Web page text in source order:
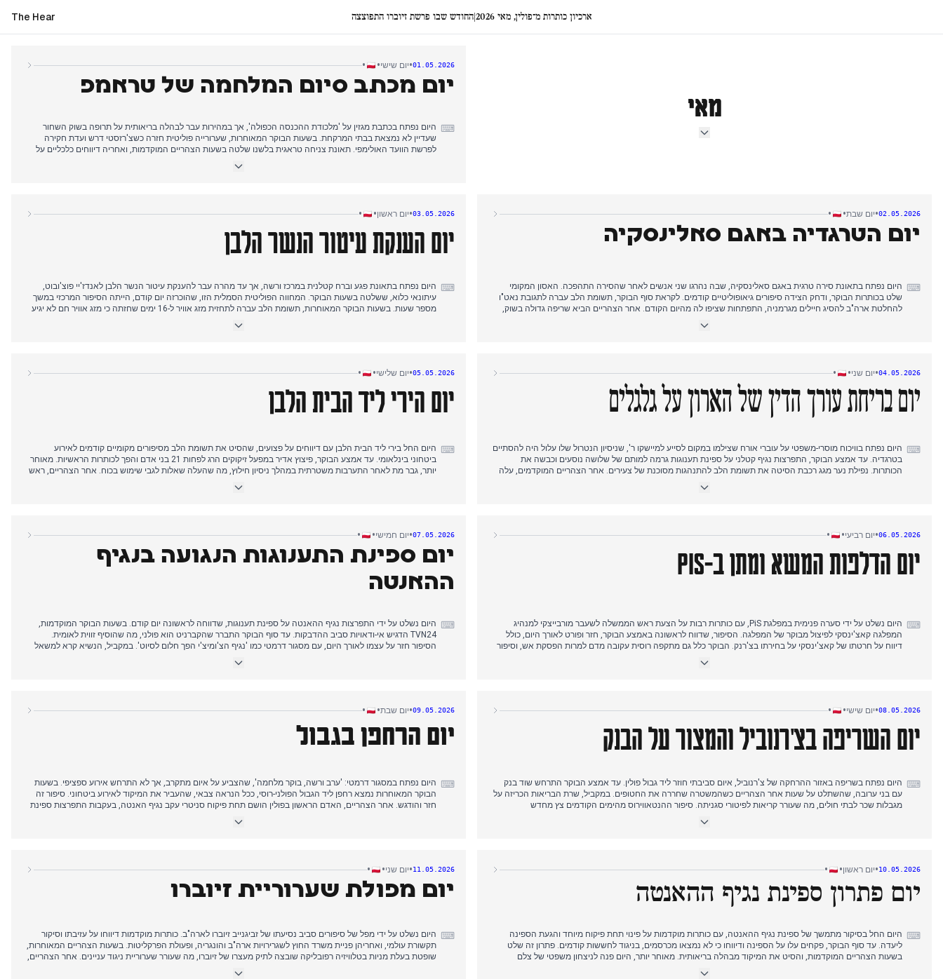
The Hear החודש שבו פרשת זיוברו התפוצצה| ארכיון כותרות מ־פולין, מאי 2026
מאי
01.05.2026
•יום שישי•
•
יום מכתב סיום המלחמה של טראמפ
⌨ היום נפתח בכתבת מגזין על 'מלכודת ההכנסה הכפולה', אך במהירות עבר לבהלה בריאותית על תרופה בשוק השחור
שעדיין לא נמצאת בבתי המרקחת. בשעות הבוקר המאוחרות, שערורייה פוליטית חזרה כשצ'רזסטי דרש ועדת חקירה
לפרשת הוועד האולימפי. תאונת צניחה טראגית בלשנו שלטה בשעות הצהריים המוקדמות, ואחריה דיווחים כלכליים על
האיחוד האירופי, ובערב מכתב טראמפ לקונגרס המכריז על 'סיום פעולות האיבה' הפך לסיפור המרכזי, והחליף נרטיבים
02.05.2026
•יום שבת•
•
יום הטרגדיה באגם סאלינסקיה
⌨ היום נפתח בתאונת סירה טרגית באגם סאלינסקיה, שבה נהרגו שני אנשים לאחר שהסירה התהפכה. האסון המקומי
שלט בכותרות הבוקר, ודחק הצידה סיפורים גיאופוליטיים קודמים. לקראת סוף הבוקר, תשומת הלב עברה לתגובת נאט"ו
להחלטת ארה"ב להסיג חיילים מגרמניה, התפתחות שציפו לה מהיום הקודם. אחר הצהריים הביא שריפה גדולה בשוק,
פוצ'ובוט, עיתונאי כלוא, עמד לקבל את עיטור העיט הלבן מידי הנשיא. היום הסתיים בדיווח על הסכם פיננסי קרוב,
03.05.2026
•יום ראשון•
•
יום הענקת עיטור הנשר הלבן
⌨ היום נפתח בתאונת פגע וברח קטלנית במרכז ורשה, אך עד מהרה עבר להענקת עיטור הנשר הלבן לאנדז'יי פוצ'ובוט,
עיתונאי כלוא, ששלטה בשעות הבוקר. המחווה הפוליטית הסמלית הזו, שהוכרזה יום קודם, הייתה הסיפור המרכזי במשך
מספר שעות. בשעות הבוקר המאוחרות, תשומת הלב עברה לתחזית מזג אוויר ל-16 ימים שחזתה כי מזג אוויר חם לא יגיע
של הולובניה וקובוסקה צפויות בקרוב, צעד פרוצדורלי נגד דמויות בולטות. הערב הביא כתבת אורח חיים על 'מוח פופקורן'
04.05.2026
•יום שני•
•
יום בריחת עורך הדין של הארון על גלגלים
⌨ היום נפתח בוויכוח מוסרי-משפטי על עוברי אורח שצילמו במקום לסייע למיישקו ר', שניסיון הנטרול שלו עלול היה להסתיים
בטרגדיה. עד אמצע הבוקר, התפרצות נגיף קטלני על ספינת תענוגות גרמה למותם של שלושה נוסעים וכבשה את
הכותרות. נפילת נער מגג רכבת הסיטה את תשומת הלב להתנהגות מסוכנת של צעירים. אחר הצהריים המוקדמים, עלה
באותו תיק, שוחרר ממעצר ועזב את פולין, כשההחלטה כונתה 'שגויה ובלתי מוצדקת'. הערב הביא ידיעות על יירוט טילים
05.05.2026
•יום שלישי•
•
יום הירי ליד הבית הלבן
⌨ היום החל בירי ליד הבית הלבן עם דיווחים על פצועים, שהסיט את תשומת הלב מסיפורים מקומיים קודמים לאירוע
ביטחוני בינלאומי. עד אמצע הבוקר, פיצוץ אדיר במפעל זיקוקים הרג לפחות 21 בני אדם והפך לכותרות הראשיות. מאוחר
יותר, גבר מת לאחר התערבות משטרתית במהלך ניסיון חילוץ, מה שהעלה שאלות לגבי שימוש בכוח. אחר הצהריים, ראש
רומניה נפלה, והוסיפה חוסר יציבות גיאופוליטית. לווייתן גבן בשם טימי הוכרז כמת ככל הנראה. בערב, מטוס כיבוי התרסק
06.05.2026
•יום רביעי•
•
יום הדלפות המשא ומתן ב-PiS
⌨
היום נשלט על ידי סערה פנימית במפלגת PiS, עם כותרות רבות על הצעת ראש הממשלה לשעבר מורבייצקי למנהיג
המפלגה קאצ'ינסקי לפיצול מבוקר של המפלגה. הסיפור, שדווח לראשונה באמצע הבוקר, חזר ופורט לאורך היום, כולל
דיווח על חרטתו של קאצ'ינסקי על בחירתו בצ'רנק. הבוקר כלל גם מתקפה רוסית עקובה מדם למרות הפסקת אש, וסיפור
שקואליציית האזרחים מובילה אך רוב ימני אפשרי. בית הדין האירופי לזכויות אדם פסק בעניין שופטי בית הדין החוקתי
07.05.2026
•יום חמישי•
•
יום ספינת התענוגות הנגועה בנגיף
ההאנטה
⌨ היום נשלט על ידי התפרצות נגיף ההאנטה על ספינת תענוגות, שדווחה לראשונה יום קודם. בשעות הבוקר המוקדמות,
TVN24 הדגיש אי-ודאויות סביב ההדבקות. עד סוף הבוקר התברר שהקברניט הוא פולני, מה שהוסיף זווית לאומית.
הסיפור חזר על עצמו לאורך היום, עם מסגור דרמטי כמו 'נגיף הצ'ומיצ'י הפך חלום לסיוט'. במקביל, הנשיא קרא למשאל
רצח-התאבדות טרגי ליד ורשה. עם זאת, סיפור נגיף ההאנטה נשאר החוט המקשר המתמשך ביותר, מה שמעיד על כך
08.05.2026
•יום שישי•
•
יום השריפה בצ'רנוביל והמצור על הבנק
⌨ היום נפתח בשריפה באזור ההרחקה של צ'רנוביל, איום סביבתי חוזר ליד גבול פולין. עד אמצע הבוקר התרחש שוד בנק
עם בני ערובה, שהשתלט על שעות אחר הצהריים כשהמשטרה שחררה את החטופים. במקביל, שרת הבריאות הכריזה על
מגבלות שכר לבתי חולים, מה שעורר קריאות לפיטורי סגניתה. סיפור ההנטאווירוס מהימים הקודמים צץ מחדש
חבר פרלמנט, והוסיף מימד פוליטי. הערב הביא את הודעת טראמפ על הפסקת אש של שלושה ימים בין רוסיה
09.05.2026
•יום שבת•
•
יום הרחפן בגבול
⌨ היום נפתח במסגור דרמטי: 'ערב ורשה, בוקר מלחמה', שהצביע על איום מתקרב, אך לא התרחש אירוע ספציפי. בשעות
הבוקר המאוחרות נמצא רחפן ליד הגבול הפולני-רוסי, ככל הנראה צבאי, שהעביר את המיקוד לאירוע ביטחוני. סיפור זה
חזר והודגש. אחר הצהריים, האדם הראשון בפולין הושם תחת פיקוח סניטרי עקב נגיף האנטה, בעקבות התפרצות ספינת
נדבקים. בערב אירעה תאונה קטלנית במהלך אליפות פולין על נהר הוויסלה. לאורך היום, סיפור הרחפן והבהלות
10.05.2026
•יום ראשון•
•
יום פתרון ספינת נגיף ההאנטה
⌨ היום החל בסיקור מתמשך של ספינת נגיף ההאנטה, עם כותרות מוקדמות על פינוי תחת פיקוח מיוחד והגעת הספינה
ליעדה. עד סוף הבוקר, פקחים עלו על הספינה ודיווחו כי לא נמצאו מכרסמים, בניגוד לחששות קודמים. פתרון זה שלט
בשעות הצהריים המוקדמות, והסיט את המיקוד מבהלה בריאותית. מאוחר יותר, היום פנה לניצחון משפטי של צלם
11.05.2026
•יום שני•
•
יום מפולת שערוריית זיוברו
⌨ היום נשלט על ידי מפל של סיפורים סביב נסיעתו של זביגנייב זיוברו לארה"ב. כותרות מוקדמות דיווחו על עזיבתו וסיקור
תקשורת עולמי, ואחריהן פניית משרד החוץ לשגרירויות ארה"ב והונגריה, ופעולת הפרקליטות. בשעות הצהריים המאוחרות,
שופטת בעלת מניות בטלוויזיה רפובליקה שובצה לתיק מעצרו של זיוברו, מה שעורר שערוריית ניגוד עניינים. אחר הצהריים,